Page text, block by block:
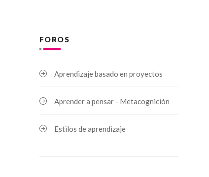
FOROS
Aprendizaje basado en proyectos
Aprender a pensar - Metacognición
Estilos de aprendizaje